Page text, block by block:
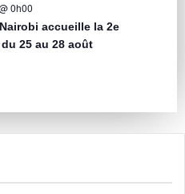
0h00
accueille la 2e
25 au 28 août